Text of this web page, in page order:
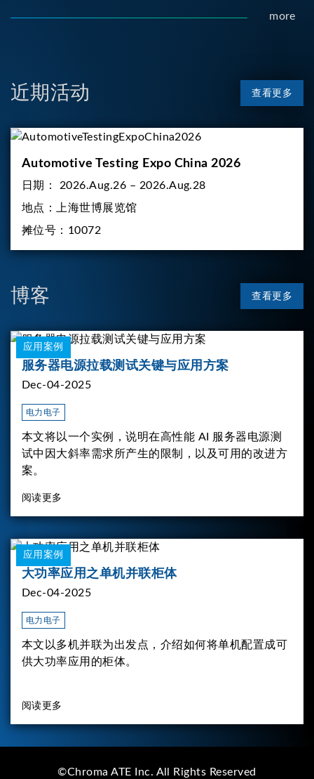
more
近期活动 查看更多
Automotive Testing Expo China 2026
日期：
2026.Aug.26 – 2026.Aug.28
地点：
上海世博展览馆
摊位号： 10072
博客 查看更多
应用案例
服务器电源拉载测试关键与应用方案
Dec-04-2025
电力电子
本文将以一个实例，说明在高性能 AI 服务器电源测
试中因大斜率需求所产生的限制，以及可用的改进方
案。
阅读更多
应用案例
大功率应用之单机并联柜体
Dec-04-2025
电力电子
本文以多机并联为出发点，介绍如何将单机配置成可
供大功率应用的柜体。
阅读更多
©Chroma ATE Inc. All Rights Reserved